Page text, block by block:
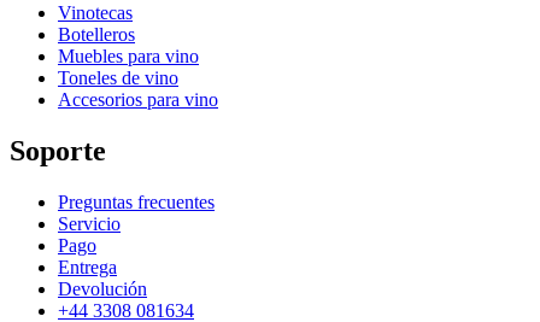
Vinotecas
Botelleros
Muebles para vino
Toneles de vino
Accesorios para vino
Soporte
Preguntas frecuentes
Servicio
Pago
Entrega
Devolución
+44 3308 081634